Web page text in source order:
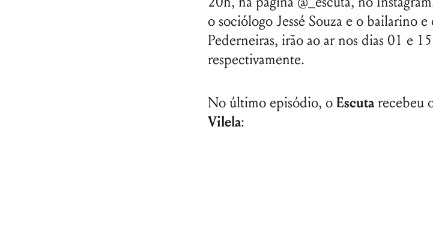
o sociólogo Jessé Souza e o bailarino
Pederneiras, irão ao ar nos dias 01 e
respectivamente.
No último episódio, o Escuta recebeu
Vilela: